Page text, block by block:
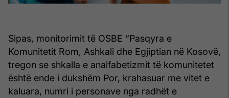
Sipas, monitorimit të OSBE “Pasqyra e
Komunitetit Rom, Ashkali dhe Egjiptian në Kosovë,
tregon se shkalla e analfabetizmit të komunitetet
është ende i dukshëm Por, krahasuar me vitet e
kaluara, numri i personave nga radhët e